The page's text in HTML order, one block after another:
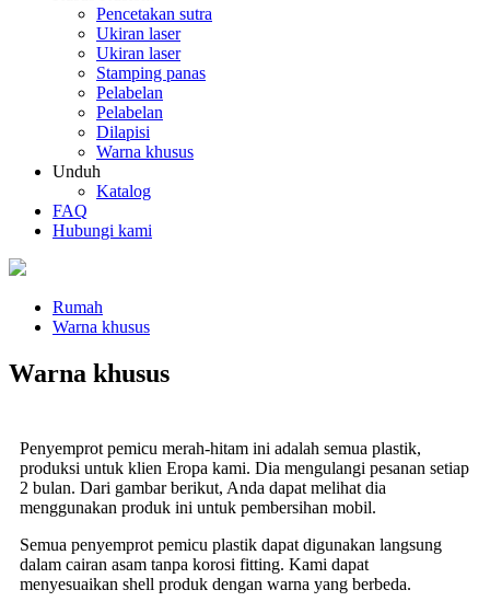
Pencetakan sutra
Ukiran laser
Ukiran laser
Stamping panas
Pelabelan
Pelabelan
Dilapisi
Warna khusus
Unduh
Katalog
FAQ
Hubungi kami
Rumah
Warna khusus
Warna khusus
Penyemprot pemicu merah-hitam ini adalah semua plastik,
produksi untuk klien Eropa kami. Dia mengulangi pesanan setiap
2 bulan. Dari gambar berikut, Anda dapat melihat dia
menggunakan produk ini untuk pembersihan mobil.
Semua penyemprot pemicu plastik dapat digunakan langsung
dalam cairan asam tanpa korosi fitting. Kami dapat
menyesuaikan shell produk dengan warna yang berbeda.